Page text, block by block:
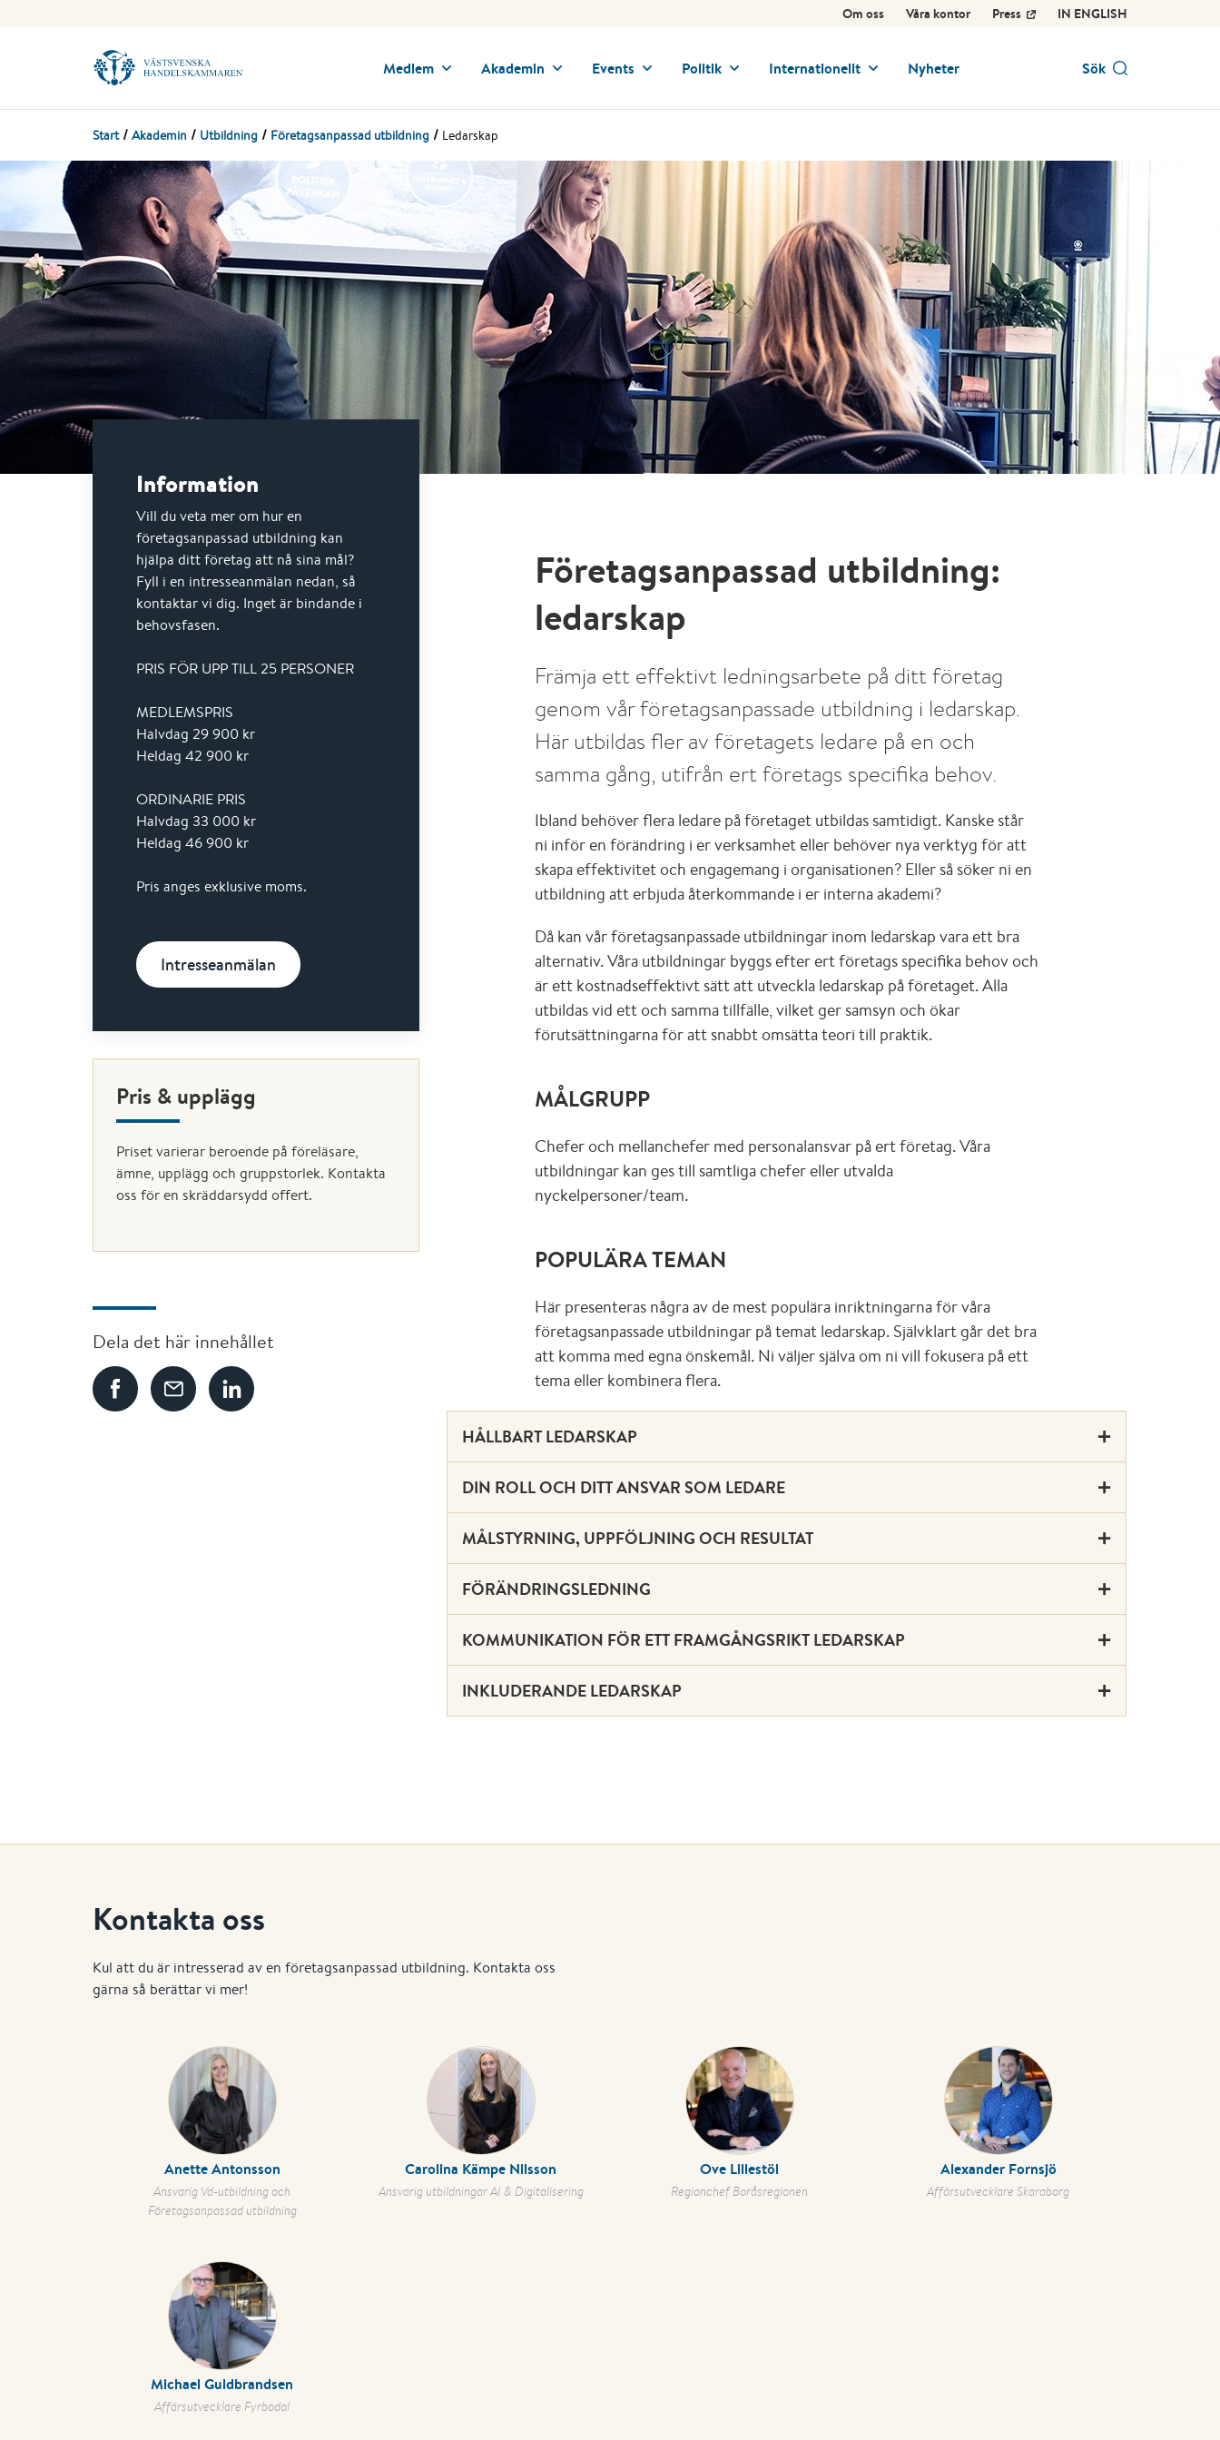
Om oss Våra kontor Press IN ENGLISH
Medlem Akademin Events Politik Internationellt Nyheter Sök
Start Akademin Utbildning Företagsanpassad utbildning Ledarskap
Information
Vill du veta mer om hur en
företagsanpassad utbildning kan
hjälpa ditt företag att nå sina mål?
Fyll i en intresseanmälan nedan, så
kontaktar vi dig. Inget är bindande i
behovsfasen.
PRIS FÖR UPP TILL 25 PERSONER
MEDLEMSPRIS
Halvdag 29 900 kr
Heldag 42 900 kr
ORDINARIE PRIS
Halvdag 33 000 kr
Heldag 46 900 kr
Pris anges exklusive moms.
Intresseanmälan
Pris & upplägg
Priset varierar beroende på föreläsare,
ämne, upplägg och gruppstorlek. Kontakta
oss för en skräddarsydd offert.
Dela det här innehållet
Företagsanpassad utbildning:
ledarskap
Främja ett effektivt ledningsarbete på ditt företag
genom vår företagsanpassade utbildning i ledarskap.
Här utbildas fler av företagets ledare på en och
samma gång, utifrån ert företags specifika behov.
Ibland behöver flera ledare på företaget utbildas samtidigt. Kanske står
ni inför en förändring i er verksamhet eller behöver nya verktyg för att
skapa effektivitet och engagemang i organisationen? Eller så söker ni en
utbildning att erbjuda återkommande i er interna akademi?
Då kan vår företagsanpassade utbildningar inom ledarskap vara ett bra
alternativ. Våra utbildningar byggs efter ert företags specifika behov och
är ett kostnadseffektivt sätt att utveckla ledarskap på företaget. Alla
utbildas vid ett och samma tillfälle, vilket ger samsyn och ökar
förutsättningarna för att snabbt omsätta teori till praktik.
MÅLGRUPP
Chefer och mellanchefer med personalansvar på ert företag. Våra
utbildningar kan ges till samtliga chefer eller utvalda
nyckelpersoner/team.
POPULÄRA TEMAN
Här presenteras några av de mest populära inriktningarna för våra
företagsanpassade utbildningar på temat ledarskap. Självklart går det bra
att komma med egna önskemål. Ni väljer själva om ni vill fokusera på ett
tema eller kombinera flera.
HÅLLBART LEDARSKAP
DIN ROLL OCH DITT ANSVAR SOM LEDARE
MÅLSTYRNING, UPPFÖLJNING OCH RESULTAT
FÖRÄNDRINGSLEDNING
KOMMUNIKATION FÖR ETT FRAMGÅNGSRIKT LEDARSKAP
INKLUDERANDE LEDARSKAP
Kontakta oss
Kul att du är intresserad av en företagsanpassad utbildning. Kontakta oss
gärna så berättar vi mer!
Anette Antonsson
Ansvarig Vd-utbildning och
Företagsanpassad utbildning
Carolina Kämpe Nilsson
Ansvarig utbildningar AI & Digitalisering
Ove Lillestöl
Regionchef Boråsregionen
Alexander Fornsjö
Affärsutvecklare Skaraborg
Michael Guldbrandsen
Affärsutvecklare Fyrbodal